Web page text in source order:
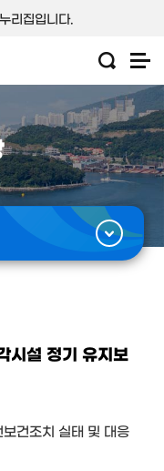
리집입니다.
시설 정기 유지보
건조치 실태 및 대응